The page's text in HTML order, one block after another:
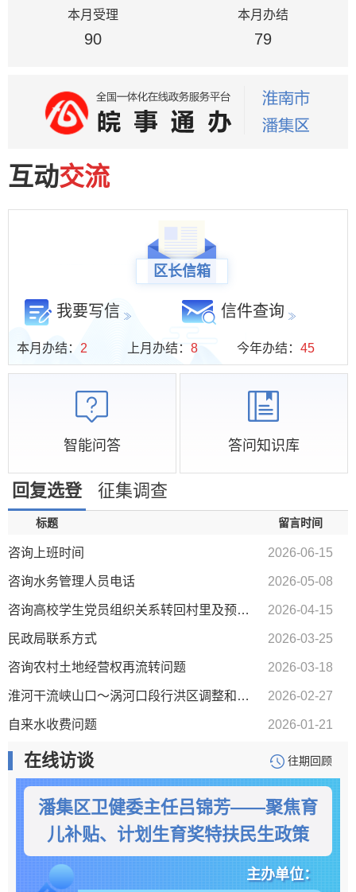
区市场监督管理局
区财政局 区农业农村局
区医疗保障局
本月受理
90
本月办结
79
互动交流
区长信箱
我要写信 信件查询
本月办结： 2 上月办结： 8 今年办结：45
智能问答 答问知识库
回复选登 征集调查
标题 留言时间
咨询上班时间 2026-06-15
咨询水务管理人员电话 2026-05-08
咨询高校学生党员组织关系转回村里及预备党员转正相关流程 2026-04-15
民政局联系方式 2026-03-25
咨询农村土地经营权再流转问题 2026-03-18
淮河干流峡山口～涡河口段行洪区调整和建设工程沿淮各村拆迁事宜 2026-02-27
自来水收费问题 2026-01-21
在线访谈 往期回顾
潘集区卫健委主任吕锦芳——聚焦育
儿补贴、计划生育奖特扶民生政策
主办单位：